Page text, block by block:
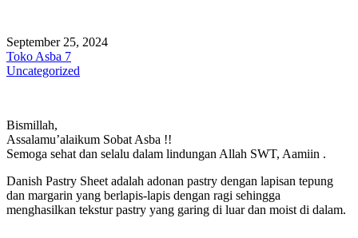
September 25, 2024
Toko Asba 7
Uncategorized
Bismillah,
Assalamu’alaikum Sobat Asba !!
Semoga sehat dan selalu dalam lindungan Allah SWT, Aamiin .
Danish Pastry Sheet adalah adonan pastry dengan lapisan tepung
dan margarin yang berlapis-lapis dengan ragi sehingga
menghasilkan tekstur pastry yang garing di luar dan moist di dalam.